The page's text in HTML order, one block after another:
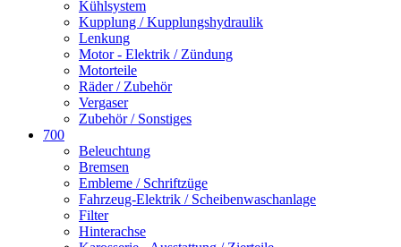
Kühlsystem
Kupplung / Kupplungshydraulik
Lenkung
Motor - Elektrik / Zündung
Motorteile
Räder / Zubehör
Vergaser
Zubehör / Sonstiges
700
Beleuchtung
Bremsen
Embleme / Schriftzüge
Fahrzeug-Elektrik / Scheibenwaschanlage
Filter
Hinterachse